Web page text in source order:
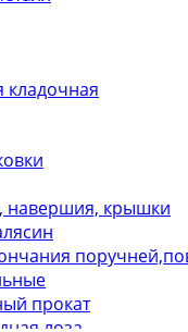
кладочная
навершия, крышки
прокат